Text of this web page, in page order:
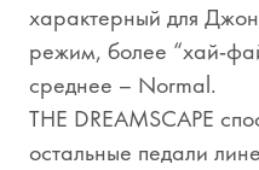
характерный для
режим, более “хай-
среднее – Normal.
THE DREAMSCAPE
остальные педали